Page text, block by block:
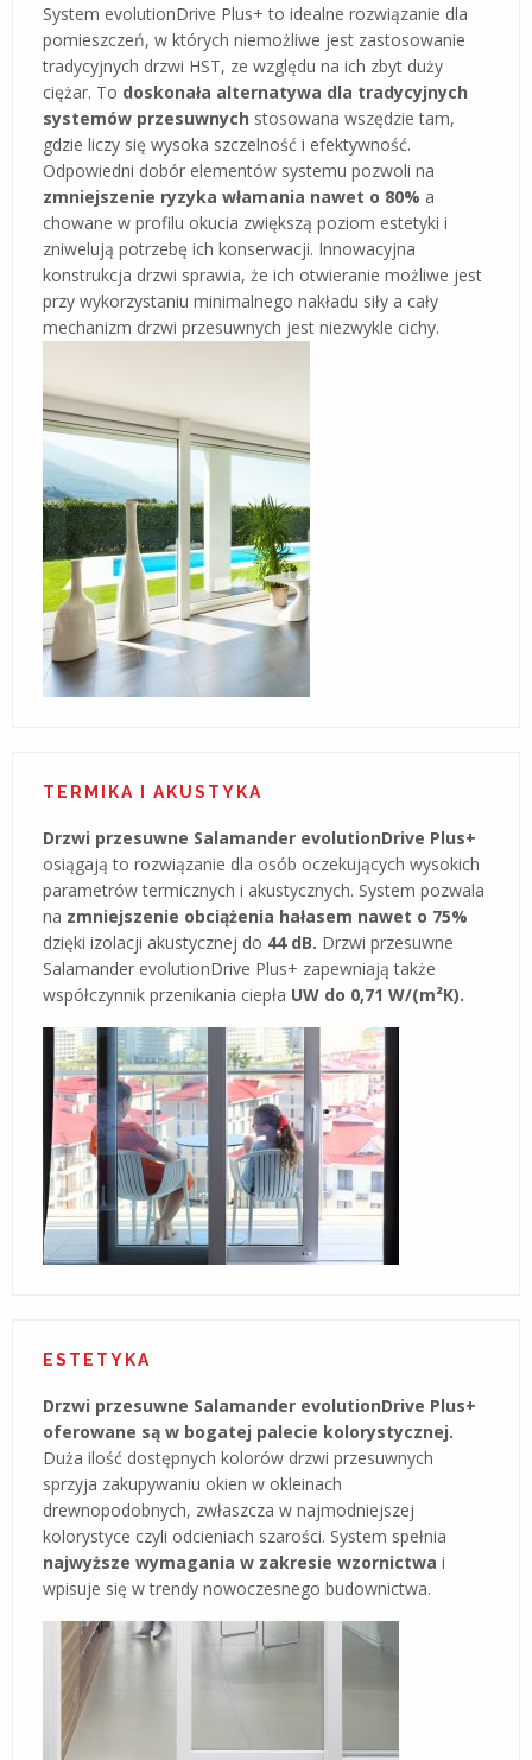
System evolutionDrive Plus+ to idealne rozwiązanie dla
pomieszczeń, w których niemożliwe jest zastosowanie
tradycyjnych drzwi HST, ze względu na ich zbyt duży
ciężar. To doskonała alternatywa dla tradycyjnych
systemów przesuwnych stosowana wszędzie tam,
gdzie liczy się wysoka szczelność i efektywność.
Odpowiedni dobór elementów systemu pozwoli na
zmniejszenie ryzyka włamania nawet o 80% a
chowane w profilu okucia zwiększą poziom estetyki i
zniwelują potrzebę ich konserwacji. Innowacyjna
konstrukcja drzwi sprawia, że ich otwieranie możliwe jest
przy wykorzystaniu minimalnego nakładu siły a cały
mechanizm drzwi przesuwnych jest niezwykle cichy.
TERMIKA I AKUSTYKA
Drzwi przesuwne Salamander evolutionDrive Plus+
osiągają to rozwiązanie dla osób oczekujących wysokich
parametrów termicznych i akustycznych. System pozwala
na zmniejszenie obciążenia hałasem nawet o 75%
dzięki izolacji akustycznej do 44 dB. Drzwi przesuwne
Salamander evolutionDrive Plus+ zapewniają także
współczynnik przenikania ciepła UW do 0,71 W/(m²K).
ESTETYKA
Drzwi przesuwne Salamander evolutionDrive Plus+
oferowane są w bogatej palecie kolorystycznej.
Duża ilość dostępnych kolorów drzwi przesuwnych
sprzyja zakupywaniu okien w okleinach
drewnopodobnych, zwłaszcza w najmodniejszej
kolorystyce czyli odcieniach szarości. System spełnia
najwyższe wymagania w zakresie wzornictwa i
wpisuje się w trendy nowoczesnego budownictwa.